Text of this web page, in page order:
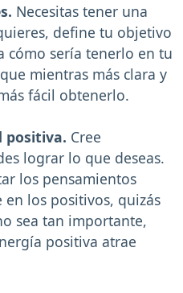
Necesitas tener una
define tu objetivo
cómo sería tenerlo en tu
mientras más clara y
fácil obtenerlo.
positiva. Cree
lograr lo que deseas.
los pensamientos
los positivos, quizás
sea tan importante,
positiva atrae